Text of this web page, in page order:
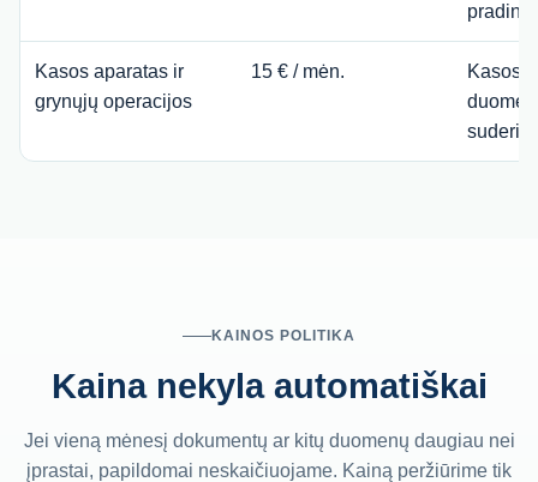
Kasos aparatas ir
grynųjų operacijos
15 € / mėn.
Kasos
KAINOS POLITIKA
Kaina nekyla automatiškai
Jei vieną mėnesį dokumentų ar kitų duomenų daugiau nei
įprastai, papildomai neskaičiuojame. Kainą peržiūrime tik